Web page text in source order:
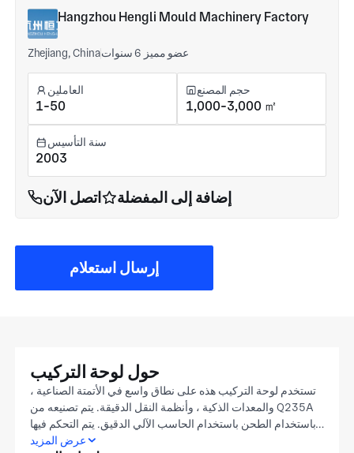
Hangzhou Hengli Mould Machinery Factory
Zhejiang, China عضو مميز 6 سنوات
العاملين
1-50
حجم المصنع
1,000-3,000 ㎡
سنة التأسيس
2003
اتصل الآن إضافة إلى المفضلة
إرسال استعلام
حول لوحة التركيب
تستخدم لوحة التركيب هذه على نطاق واسع في الأتمتة الصناعية ،
والمعدات الذكية ، وأنظمة النقل الدقيقة. يتم تصنيعه من Q235A
باستخدام الطحن باستخدام الحاسب الآلي الدقيق. يتم التحكم فيها
بدقة حتى GB/T 1804 m ، معايير تحمل الثقب الرئيسي داخل ±
عرض المزيد